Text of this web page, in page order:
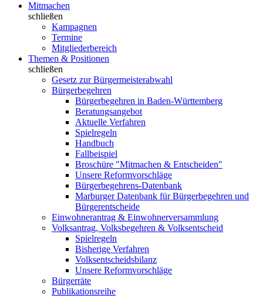
Mitmachen
schließen
Kampagnen
Termine
Mitgliederbereich
Themen & Positionen
schließen
Gesetz zur Bürgermeisterabwahl
Bürgerbegehren
Bürgerbegehren in Baden-Württemberg
Beratungsangebot
Aktuelle Verfahren
Spielregeln
Handbuch
Fallbeispiel
Broschüre "Mitmachen & Entscheiden"
Unsere Reformvorschläge
Bürgerbegehrens-Datenbank
Marburger Datenbank für Bürgerbegehren und
Bürgerentscheide
Einwohnerantrag & Einwohnerversammlung
Volksantrag, Volksbegehren & Volksentscheid
Spielregeln
Bisherige Verfahren
Volksentscheidsbilanz
Unsere Reformvorschläge
Bürgerräte
Publikationsreihe